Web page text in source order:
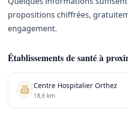
propositions chiffrées,
engagement.
Établissements de santé à
Centre Hospitalier Orthez
18,6 km